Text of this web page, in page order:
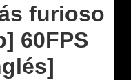
furioso
60FPS